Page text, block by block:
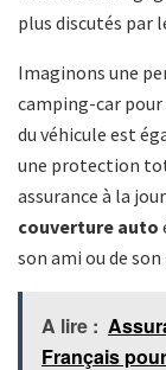
plus discutés par
Imaginons une
camping-car pour
du véhicule est
une protection
assurance à la
couverture auto
son ami ou de son
A lire :
Français